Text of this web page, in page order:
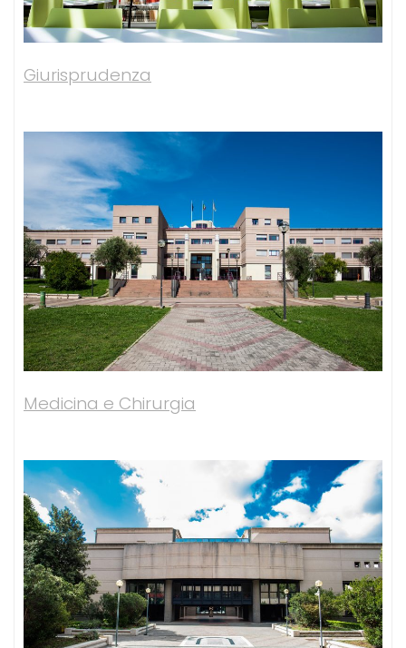
Giurisprudenza
Medicina e Chirurgia